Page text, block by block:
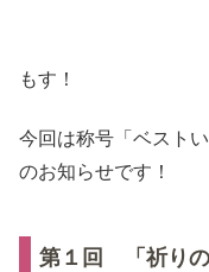
もす！
今回は称号「ベスト
のお知らせです！
第１回 「祈りの